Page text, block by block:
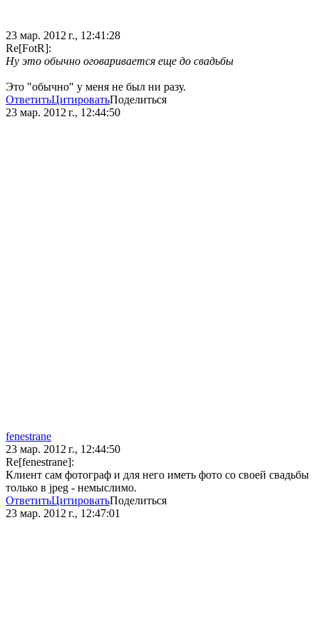
23 мар. 2012 г., 12:41:28
Re[FotR]:
Ну это обычно оговаривается еще до свадьбы
Это "обычно" у меня не был ни разу.
ОтветитьЦитироватьПоделиться
23 мар. 2012 г., 12:44:50
fenestrane
23 мар. 2012 г., 12:44:50
Re[fenestrane]:
Клиент сам фотограф и для него иметь фото со своей свадьбы
только в jpeg - немыслимо.
ОтветитьЦитироватьПоделиться
23 мар. 2012 г., 12:47:01